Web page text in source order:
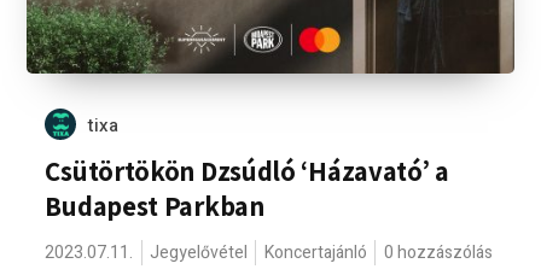
tixa
Csütörtökön Dzsúdló ‘Házavató’ a
Budapest Parkban
2023.07.11. Jegyelővétel Koncertajánló 0 hozzászólás